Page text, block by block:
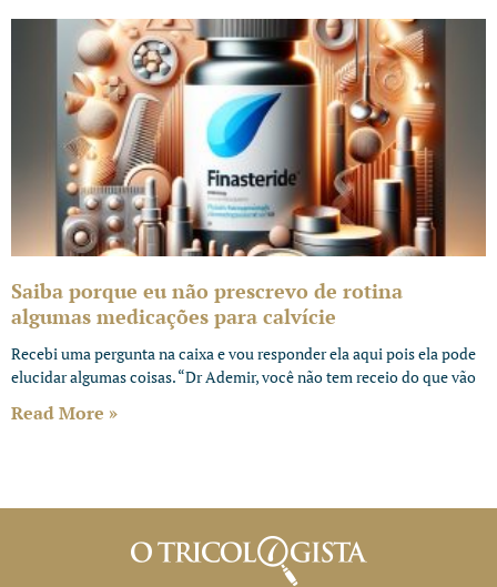
Saiba porque eu não prescrevo de rotina
algumas medicações para calvície
Recebi uma pergunta na caixa e vou responder ela aqui pois ela pode
elucidar algumas coisas. “Dr Ademir, você não tem receio do que vão
Read More »